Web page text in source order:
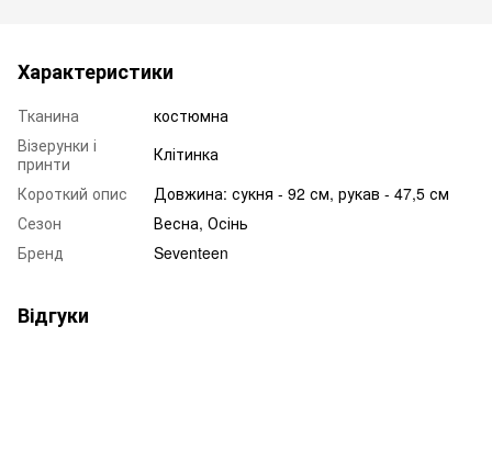
Характеристики
Тканина
костюмна
Візерунки і
принти
Клітинка
Короткий опис
Довжина: сукня - 92 см, рукав - 47,5 см
Сезон
Весна, Осінь
Бренд
Seventeen
Відгуки